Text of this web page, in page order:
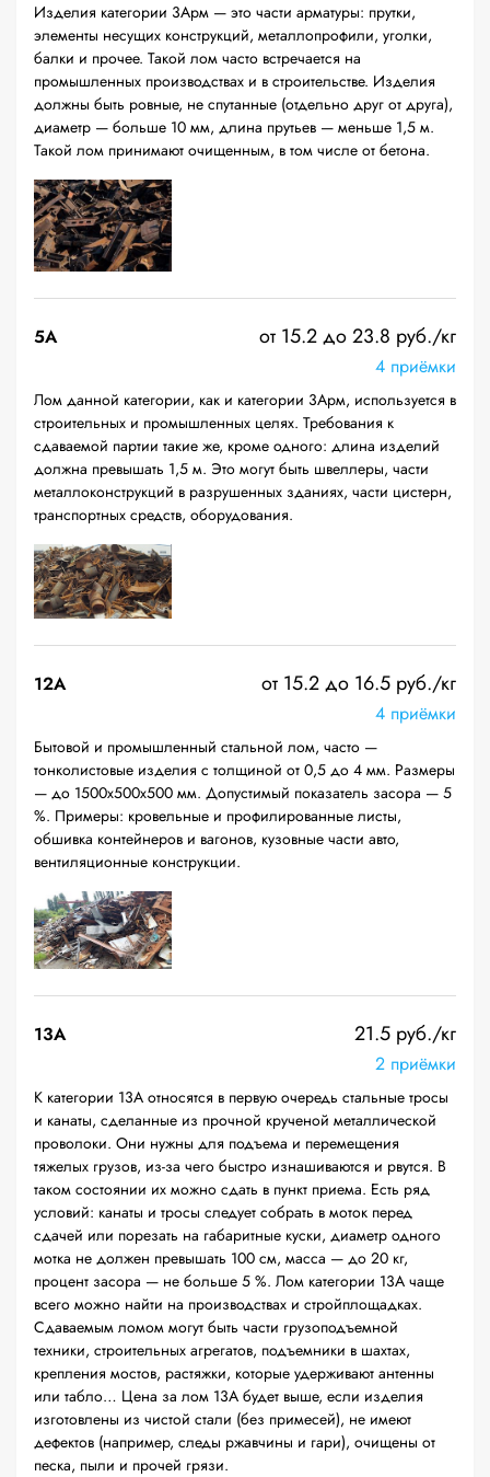
Изделия категории 3Арм — это части арматуры: прутки,
элементы несущих конструкций, металлопрофили, уголки,
балки и прочее. Такой лом часто встречается на
промышленных производствах и в строительстве. Изделия
должны быть ровные, не спутанные (отдельно друг от друга),
диаметр — больше 10 мм, длина прутьев — меньше 1,5 м.
Такой лом принимают очищенным, в том числе от бетона.
5А от 15.2 до 23.8 руб./кг
4 приёмки
Лом данной категории, как и категории 3Арм, используется в
строительных и промышленных целях. Требования к
сдаваемой партии такие же, кроме одного: длина изделий
должна превышать 1,5 м. Это могут быть швеллеры, части
металлоконструкций в разрушенных зданиях, части цистерн,
транспортных средств, оборудования.
12A от 15.2 до 16.5 руб./кг
4 приёмки
Бытовой и промышленный стальной лом, часто —
тонколистовые изделия с толщиной от 0,5 до 4 мм. Размеры
— до 1500х500х500 мм. Допустимый показатель засора — 5
%. Примеры: кровельные и профилированные листы,
обшивка контейнеров и вагонов, кузовные части авто,
вентиляционные конструкции.
13А 21.5 руб./кг
2 приёмки
К категории 13А относятся в первую очередь стальные тросы
и канаты, сделанные из прочной крученой металлической
проволоки. Они нужны для подъема и перемещения
тяжелых грузов, из-за чего быстро изнашиваются и рвутся. В
таком состоянии их можно сдать в пункт приема. Есть ряд
условий: канаты и тросы следует собрать в моток перед
сдачей или порезать на габаритные куски, диаметр одного
мотка не должен превышать 100 см, масса — до 20 кг,
процент засора — не больше 5 %. Лом категории 13А чаще
всего можно найти на производствах и стройплощадках.
Сдаваемым ломом могут быть части грузоподъемной
техники, строительных агрегатов, подъемники в шахтах,
крепления мостов, растяжки, которые удерживают антенны
или табло… Цена за лом 13А будет выше, если изделия
изготовлены из чистой стали (без примесей), не имеют
дефектов (например, следы ржавчины и гари), очищены от
песка, пыли и прочей грязи.